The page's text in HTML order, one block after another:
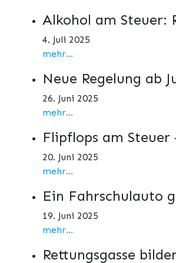
Alkohol am Steuer:
4. Juli 2025
mehr...
Neue Regelung ab
26. Juni 2025
mehr...
Flipflops am
20. Juni 2025
mehr...
Ein Fahrschulauto
19. Juni 2025
mehr...
Rettungsgasse